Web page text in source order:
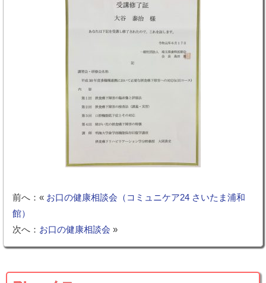
前へ：« お口の健康相談会（コミュニケア24 さいたま浦和
館）
次へ： お口の健康相談会 »